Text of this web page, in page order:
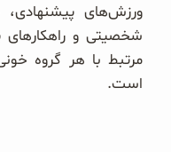
ورزش‌های پیشنهادی،
شخصیتی و راهکارهای
مرتبط با هر گروه
است.